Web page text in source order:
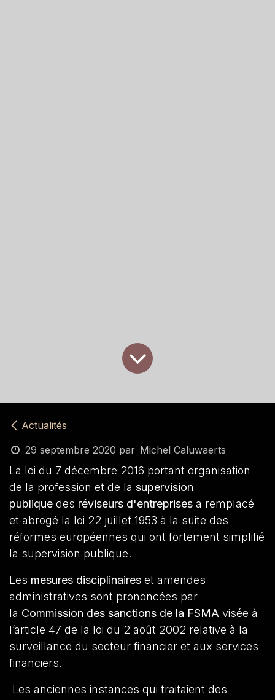
Actualités
29 septembre 2020 par Michel Caluwaerts
La loi du 7 décembre 2016 portant organisation
de la profession et de la supervision
publique des réviseurs d'entreprises a remplacé
et abrogé la loi 22 juillet 1953 à la suite des
réformes européennes qui ont fortement simplifié
la supervision publique.
Les mesures disciplinaires et amendes
administratives sont prononcées par
la Commission des sanctions de la FSMA visée à
l’article 47 de la loi du 2 août 2002 relative à la
surveillance du secteur financier et aux services
financiers.
Les anciennes instances qui traitaient des